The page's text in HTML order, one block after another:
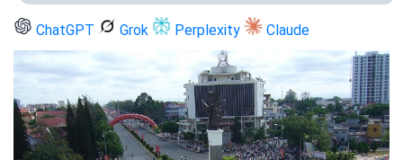
ChatGPT Grok Perplexity Claude